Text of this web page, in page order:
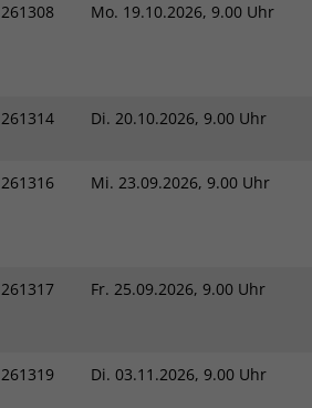
261308 Mo. 19.10.2026, 9.00 Uhr
261314 Di. 20.10.2026, 9.00 Uhr
261316 Mi. 23.09.2026, 9.00 Uhr
261317 Fr. 25.09.2026, 9.00 Uhr
261319 Di. 03.11.2026, 9.00 Uhr